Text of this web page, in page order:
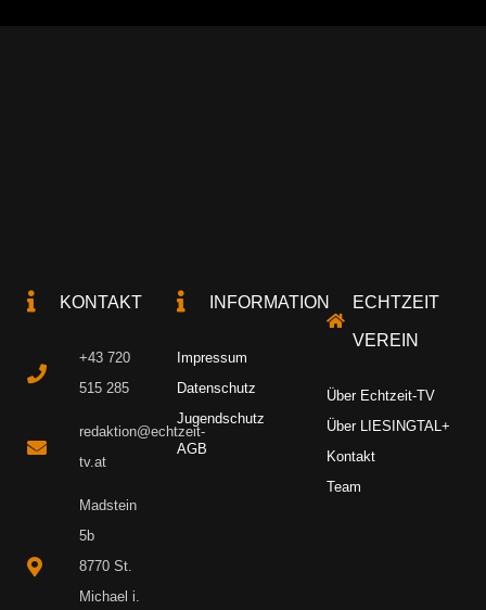
KONTAKT
+43 720
515 285
redaktion@echtzeit-
tv.at
Madstein
5b
8770 St.
Michael i.
INFORMATION
Impressum
Datenschutz
Jugendschutz
AGB
ECHTZEIT
VEREIN
Über Echtzeit-TV
Über LIESINGTAL+
Kontakt
Team